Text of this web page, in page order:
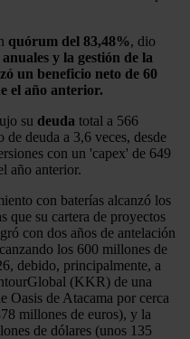
quórum del 83,48%, dio
y la gestión de la
un beneficio neto de 60
el año anterior.
su deuda total a 566
deuda a 3,6 veces, desde
con un 'capex' de 649
año anterior.
con baterías alcanzó los
que su cartera de proyectos
con dos años de antelación
los 600 millones de
debido, principalmente, a
(KKR) de una
Oasis de Atacama por cerca
millones de euros), y la
de dólares (unos 135